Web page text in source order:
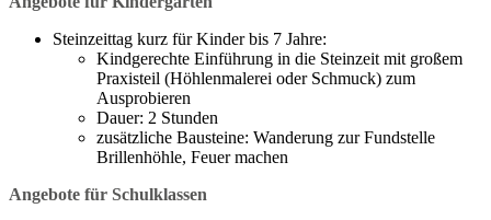
Steinzeittag kurz für Kinder bis 7 Jahre:
Kindgerechte Einführung in die Steinzeit mit großem
Praxisteil (Höhlenmalerei oder Schmuck) zum
Ausprobieren
Dauer: 2 Stunden
zusätzliche Bausteine: Wanderung zur Fundstelle
Brillenhöhle, Feuer machen
Angebote für Schulklassen